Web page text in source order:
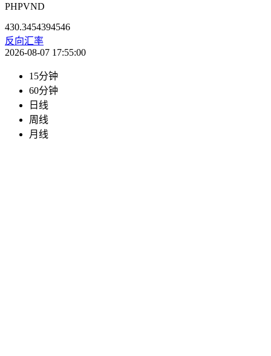
PHPVND
430.3454394546
反向汇率
2026-08-07 17:55:00
15分钟
60分钟
日线
周线
月线